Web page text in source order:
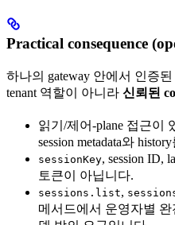
Practical consequence
하나의 gateway 안에서 인증된
tenant 역할이 아니라 신뢰된
읽기/제어-plane 접근이
session metadata와
sessionKey, session ID,
토큰이 아닙니다.
sessions.list,
메서드에서 운영자별